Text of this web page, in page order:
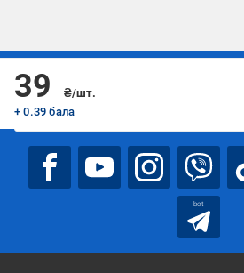
39
₴/шт.
+ 0.39 бала
Підписуйтесь, щоб дізнаватись першим
bot